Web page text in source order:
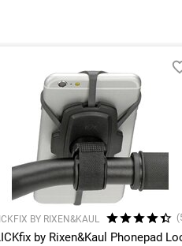
BY RIXEN&KAUL
by Rixen&Kaul Phonepad